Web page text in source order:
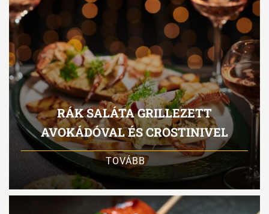
RÁK SALÁTA GRILLEZETT
AVOKÁDÓVAL ÉS CROSTINIVEL
TOVÁBB